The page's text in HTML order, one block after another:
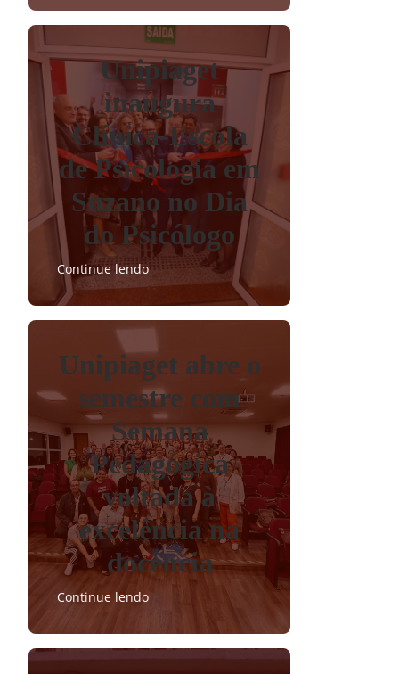
Unipiaget
inaugura
Clínica-Escola
de Psicologia em
Suzano no Dia
do Psicólogo
Continue lendo
Unipiaget abre o
semestre com
Semana
Pedagógica
voltada à
excelência na
docência
Continue lendo